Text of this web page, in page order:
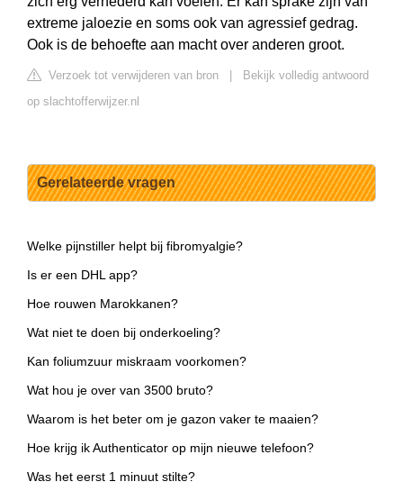
extreme jaloezie en soms ook van agressief gedrag.
Ook is de behoefte aan macht over anderen groot.
Verzoek tot verwijderen van bron
Bekijk volledig antwoord
op slachtofferwijzer.nl
Gerelateerde vragen
Welke pijnstiller helpt bij fibromyalgie?
Is er een DHL app?
Hoe rouwen Marokkanen?
Wat niet te doen bij onderkoeling?
Kan foliumzuur miskraam voorkomen?
Wat hou je over van 3500 bruto?
Waarom is het beter om je gazon vaker te maaien?
Hoe krijg ik Authenticator op mijn nieuwe telefoon?
Was het eerst 1 minuut stilte?